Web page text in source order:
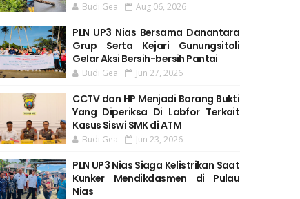
Budi Gea Aug 06, 2026
PLN UP3 Nias Bersama Danantara
Grup Serta Kejari Gunungsitoli
Gelar Aksi Bersih-bersih Pantai
Budi Gea Jun 27, 2026
CCTV dan HP Menjadi Barang Bukti
Yang Diperiksa Di Labfor Terkait
Kasus Siswi SMK di ATM
Budi Gea Jun 23, 2026
PLN UP3 Nias Siaga Kelistrikan Saat
Kunker Mendikdasmen di Pulau
Nias